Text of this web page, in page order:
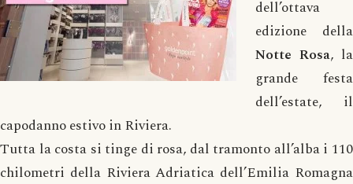
dell’ottava
edizione della
Notte Rosa, la
grande festa
dell’estate, il
capodanno estivo in Riviera.
Tutta la costa si tinge di rosa, dal tramonto all’alba i 110
chilometri della Riviera Adriatica dell’Emilia Romagna